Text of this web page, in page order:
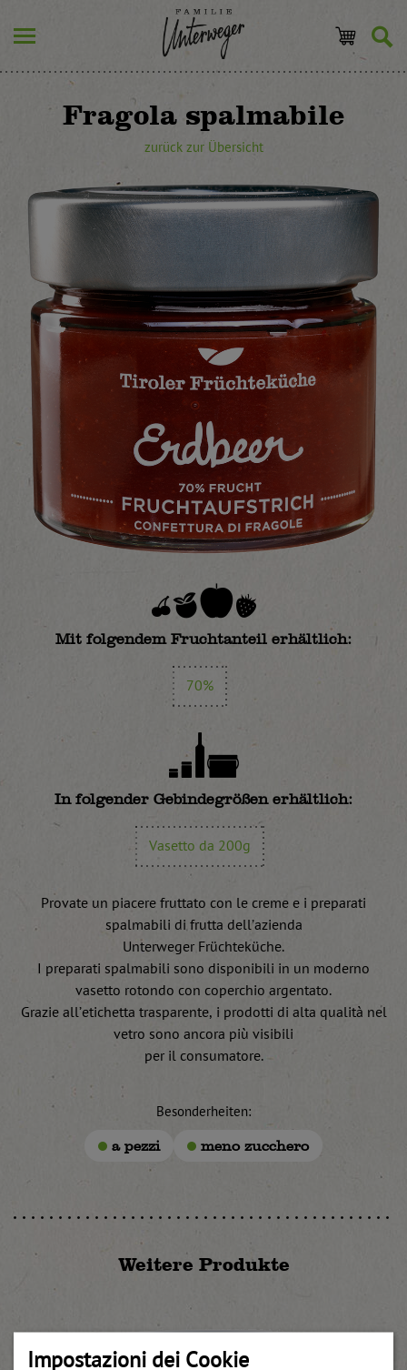
Impostazioni dei Cookie
Fragola spalmabile
zurück zur Übersicht
Mit folgendem Fruchtanteil erhältlich:
70%
In folgender Gebindegrößen erhältlich:
Vasetto da 200g
Provate un piacere fruttato con le creme e i preparati
spalmabili di frutta dell’azienda
Unterweger Früchteküche.
I preparati spalmabili sono disponibili in un moderno
vasetto rotondo con coperchio argentato.
Grazie all’etichetta trasparente, i prodotti di alta qualità nel
vetro sono ancora più visibili
per il consumatore.
Besonderheiten:
a pezzi meno zucchero
Weitere Produkte